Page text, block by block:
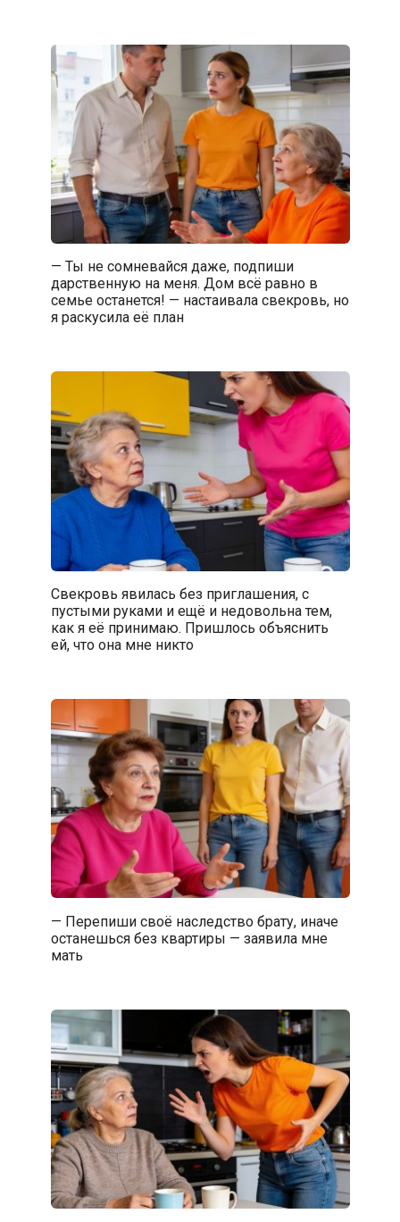
— Ты не сомневайся даже, подпиши
дарственную на меня. Дом всё равно в
семье останется! — настаивала свекровь, но
я раскусила её план
Свекровь явилась без приглашения, с
пустыми руками и ещё и недовольна тем,
как я её принимаю. Пришлось объяснить
ей, что она мне никто
— Перепиши своё наследство брату, иначе
останешься без квартиры — заявила мне
мать